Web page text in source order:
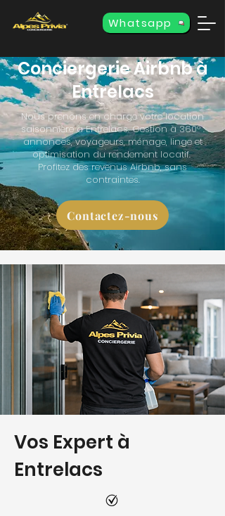
Whatsapp
Conciergerie Airbnb à
Entrelacs
Nous prenons en charge votre location
saisonnière à Entrelacs. Gestion à 360° :
annonces, voyageurs, ménage, linge et
optimisation du rendement locatif.
Profitez des revenus Airbnb, sans
contraintes.
Contactez-nous
Vos Expert à
Entrelacs